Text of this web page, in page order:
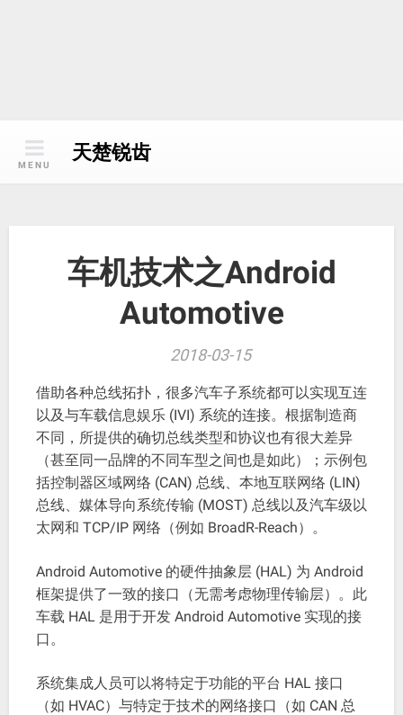
天楚锐齿
MENU
车机技术之Android
Automotive
2018-03-15
借助各种总线拓扑，很多汽车子系统都可以实现互连
以及与车载信息娱乐 (IVI) 系统的连接。根据制造商
不同，所提供的确切总线类型和协议也有很大差异
（甚至同一品牌的不同车型之间也是如此）；示例包
括控制器区域网络 (CAN) 总线、本地互联网络 (LIN)
总线、媒体导向系统传输 (MOST) 总线以及汽车级以
太网和 TCP/IP 网络（例如 BroadR-Reach）。
Android Automotive 的硬件抽象层 (HAL) 为 Android
框架提供了一致的接口（无需考虑物理传输层）。此
车载 HAL 是用于开发 Android Automotive 实现的接
口。
系统集成人员可以将特定于功能的平台 HAL 接口
（如 HVAC）与特定于技术的网络接口（如 CAN 总